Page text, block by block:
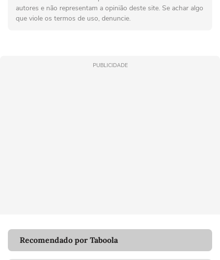
autores e não representam a opinião deste site. Se achar algo
que viole os termos de uso, denuncie.
PUBLICIDADE
Recomendado por Taboola